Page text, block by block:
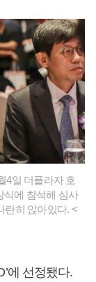
4일 더플라자 호
식에 참석해 심사
란히 앉아있다. <
에 선정됐다.